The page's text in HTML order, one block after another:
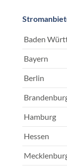
Baden
Bayern
Berlin
Hamburg
Hessen